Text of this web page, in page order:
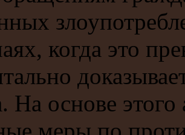
когда это
На основе